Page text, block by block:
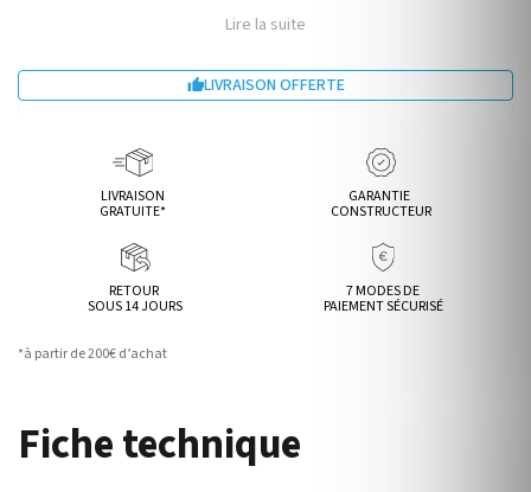
Lire la suite
LIVRAISON OFFERTE
LIVRAISON
GRATUITE*
GARANTIE
CONSTRUCTEUR
RETOUR
SOUS 14 JOURS
7 MODES DE
PAIEMENT SÉCURISÉ
*à partir de 200€ d’achat
Fiche technique